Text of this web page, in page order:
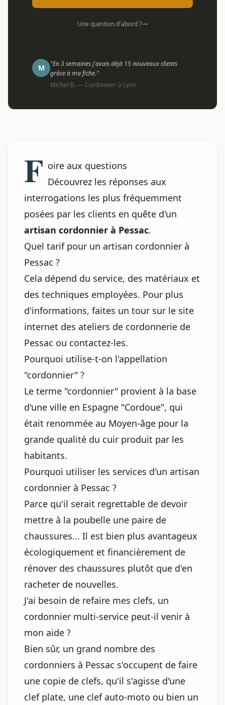
Une question d'abord ?
M
"En 3 semaines j'avais déjà 15 nouveaux clients
grâce à ma fiche."
Michel B. — Cordonnier à Lyon
F oire aux questions
Découvrez les réponses aux
interrogations les plus fréquemment
posées par les clients en quête d'un
artisan cordonnier à Pessac.
Quel tarif pour un artisan cordonnier à
Pessac ?
Cela dépend du service, des matériaux et
des techniques employées. Pour plus
d'informations, faites un tour sur le site
internet des ateliers de cordonnerie de
Pessac ou contactez-les.
Pourquoi utilise-t-on l'appellation
"cordonnier" ?
Le terme "cordonnier" provient à la base
d'une ville en Espagne "Cordoue", qui
était renommée au Moyen-âge pour la
grande qualité du cuir produit par les
habitants.
Pourquoi utiliser les services d'un artisan
cordonnier à Pessac ?
Parce qu'il serait regrettable de devoir
mettre à la poubelle une paire de
chaussures... Il est bien plus avantageux
écologiquement et financièrement de
rénover des chaussures plutôt que d'en
racheter de nouvelles.
J'ai besoin de refaire mes clefs, un
cordonnier multi-service peut-il venir à
mon aide ?
Bien sûr, un grand nombre des
cordonniers à Pessac s'occupent de faire
une copie de clefs, qu'il s'agisse d'une
clef plate, une clef auto-moto ou bien un